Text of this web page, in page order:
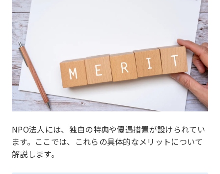
NPO法人には、独自の特典や優遇措置が設けられてい
ます。ここでは、これらの具体的なメリットについて
解説します。